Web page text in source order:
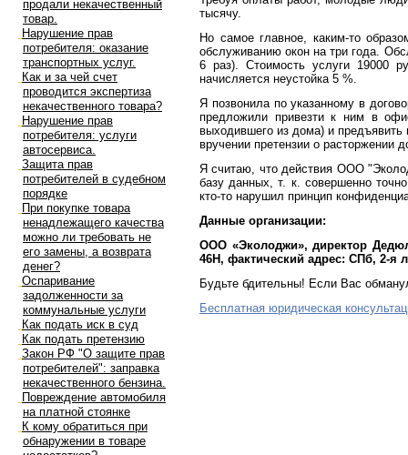
продали некачественный
товар.
Нарушение прав
потребителя: оказание
транспортных услуг.
Как и за чей счет
проводится экспертиза
некачественного товара?
Нарушение прав
потребителя: услуги
автосервиса.
Защита прав
потребителей в судебном
порядке
При покупке товара
ненадлежащего качества
можно ли требовать не
его замены, а возврата
денег?
Оспаривание
задолженности за
коммунальные услуги
Как подать иск в суд
Как подать претензию
Закон РФ "О защите прав
потребителей": заправка
некачественного бензина.
Повреждение автомобиля
на платной стоянке
К кому обратиться при
обнаружении в товаре
тысячу.
Но самое главное, каким-то
обслуживанию окон на три года.
6 раз). Стоимость услуги 19000
начисляется неустойка 5 %.
Я позвонила по указанному в
предложили привезти к ним в
выходившего из дома) и
вручении претензии о расторжении
Я считаю, что действия ООО
базу данных, т. к. совершенно
кто-то нарушил принцип
Данные организации:
ООО «Эколоджи», директор
46Н, фактический адрес: СПб, 2-я
Будьте бдительны! Если Вас
Бесплатная юридическая